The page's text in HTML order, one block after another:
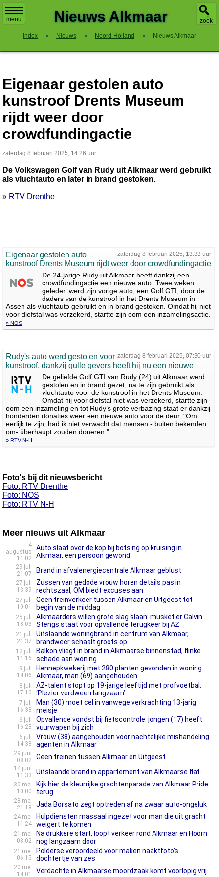
menu zoek
Nieuws Alkmaar
Index » Nieuws » Noord-Holland » Nieuws Alkmaar
Eigenaar gestolen auto
kunstroof Drents Museum
rijdt weer door
crowdfundingactie
zaterdag 8 februari 2025, 14:26 uur
De Volkswagen Golf van Rudy uit Alkmaar werd gebruikt
als vluchtauto en later in brand gestoken.
» RTV Drenthe
zaterdag 8 februari 2025, 13:33 uur
Eigenaar gestolen auto
kunstroof Drents Museum rijdt weer door crowdfundingactie
De 24-jarige Rudy uit Alkmaar heeft dankzij een
crowdfundingactie een nieuwe auto. Twee weken
geleden werd zijn vorige auto, een Golf GTI, door de
daders van de kunstroof in het Drents Museum in
Assen als vluchtauto gebruikt en in brand gestoken. Omdat hij niet
voor diefstal was verzekerd, startte zijn oom een inzamelingsactie.
» NOS
zaterdag 8 februari 2025, 07:30 uur
Rudy's auto werd gestolen voor
kunstroof, dankzij gulle gevers heeft hij nu een nieuwe
De geliefde Golf GTI van Rudy (24) uit Alkmaar werd
gestolen en in brand gezet, na te zijn gebruikt als
vluchtauto voor de kunstroof in het Drents Museum.
Omdat hij voor diefstal niet was verzekerd, startte zijn
oom een inzameling en tot Rudy’s grote verbazing staat er dankzij
honderden donaties weer een nieuwe auto voor de deur. "Om
eerlijk te zijn, had ik niet verwacht dat mensen - buiten bekenden
om- überhaupt zouden doneren."
» RTV N-H
Foto's bij dit nieuwsbericht
Foto: RTV Drenthe
Foto: NOS
Foto: RTV N-H
Meer nieuws uit Alkmaar
4
augustus
11:02
Auto slaat over de kop bij botsing op kruising in
Alkmaar, een persoon gewond
29 juli
21:07
Brand in afvalenergiecentrale Alkmaar geblust
27 juli
13:39
Zussen van gedode vrouw horen details pas in
rechtszaal, OM biedt excuses aan
27 juli
10:01
Geen treinverkeer tussen Alkmaar en Uitgeest tot
begin van de middag
25 juli
18:03
Alkmaarders willen grote slag slaan: musketier Calvin
Stengs staat voor opvallende terugkeer bij AZ
21 juli
21:37
Uitslaande woningbrand in centrum van Alkmaar,
brandweer schaalt groots op
12 juli
11:16
Balkon vliegt in brand in Alkmaarse binnenstad, flinke
schade aan woning
9 juli
14:06
Hennepkwekerij met 280 planten gevonden in woning
Alkmaar, man (69) aangehouden
8 juli
17:10
AZ-talent stopt op 19-jarige leeftijd met profvoetbal:
‘Plezier verdween langzaam’
7 juli
16:38
Man (30) moet cel in vanwege verkrachting 13-jarig
meisje
6 juli
16:28
Opvallende vondst bij fietscontrole: jongen (17) heeft
vuurwapen bij zich
6 juli
14:38
Vrouw (38) aangehouden voor nachtelijke mishandeling
agenten in Alkmaar
29 juni
08:02
Geen treinen tussen Alkmaar en Uitgeest
14 juni
11:33
Uitslaande brand in appartement van Alkmaarse flat
30 mei
10:00
Kijk hier de kleurrijke grachtenparade van Alkmaar Pride
terug
28 mei
21:18
Jada Borsato zegt optreden af na zwaar auto-ongeluk
24 mei
11:24
Hulpdiensten massaal ingezet voor man die uit gracht
weigert te komen
21 mei
08:02
Na drukkere start, loopt verkeer rond Alkmaar en Hoorn
nog langzaam door
21 mei
06:15
Polderse veroordeeld voor maken naaktfoto’s
dochtertje van zes
20 mei
14:01
Verdachte in Alkmaarse moordzaak komt voorlopig vrij